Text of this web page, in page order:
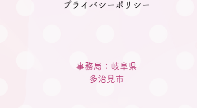
プライバシーポリシー
事務局：岐阜県
​多治見市